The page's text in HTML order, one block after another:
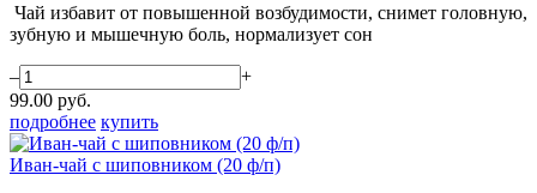
Чай избавит от повышенной возбудимости, снимет головную,
зубную и мышечную боль, нормализует сон
–
+
99.00 руб.
подробнее купить
Иван-чай с шиповником (20 ф/п)